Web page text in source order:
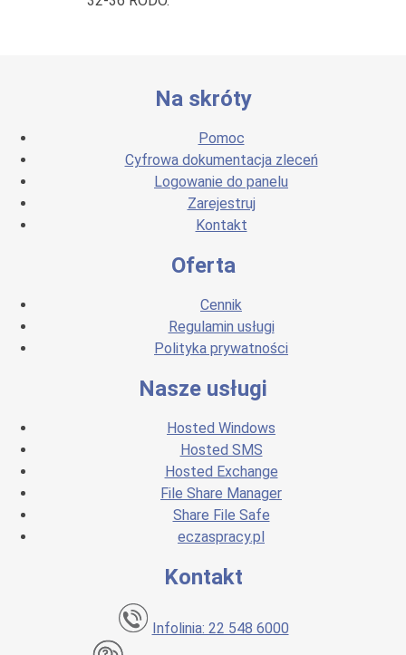
Na skróty
Pomoc
Cyfrowa dokumentacja zleceń
Logowanie do panelu
Zarejestruj
Kontakt
Oferta
Cennik
Regulamin usługi
Polityka prywatności
Nasze usługi
Hosted Windows
Hosted SMS
Hosted Exchange
File Share Manager
Share File Safe
eczaspracy.pl
Kontakt
Infolinia: 22 548 6000